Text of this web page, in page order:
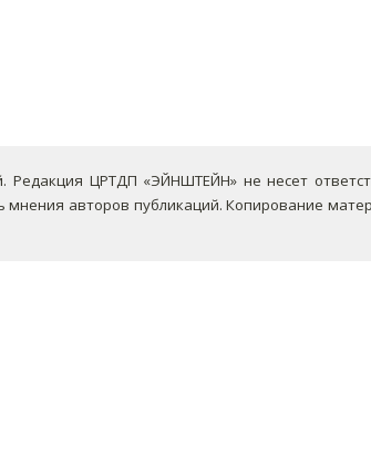
ЦРТДП «ЭЙНШТЕЙН» не несет
мнения авторов публикаций.Копирование